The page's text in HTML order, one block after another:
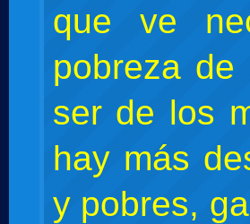
que ve
pobreza
ser de los
hay más
y pobres,